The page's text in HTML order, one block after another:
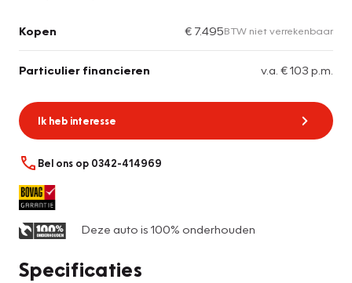
Kopen € 7.495BTW niet verrekenbaar
Particulier financieren v.a. € 103 p.m.
Ik heb interesse
Bel ons op 0342-414969
Deze auto is 100% onderhouden
Specificaties